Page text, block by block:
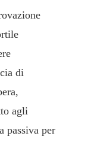
di
agli
passiva per